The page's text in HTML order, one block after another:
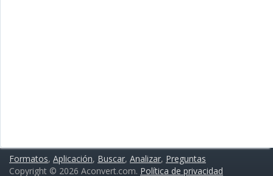
Formatos, Aplicación, Buscar, Analizar, Preguntas
Copyright © 2026 Aconvert.com. Política de privacidad